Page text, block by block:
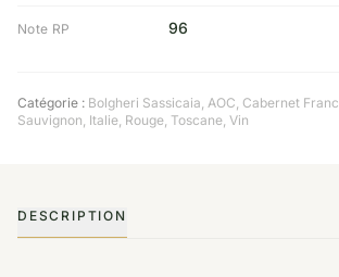
Note RP 96
Catégorie : Bolgheri Sassicaia, AOC, Cabernet Franc
Sauvignon, Italie, Rouge, Toscane, Vin
DESCRIPTION